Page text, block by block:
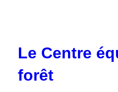
Le Centre
forêt